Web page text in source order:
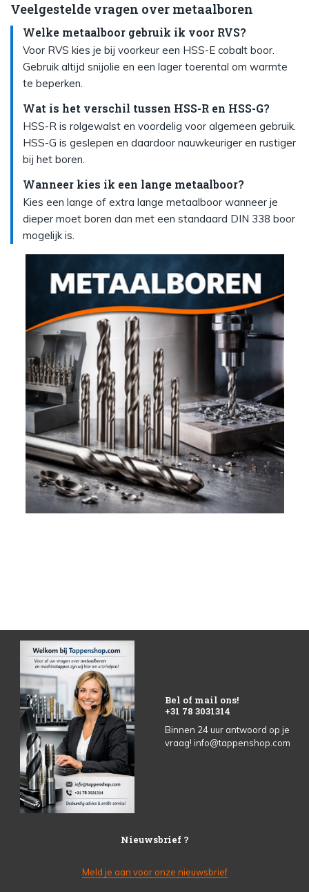
Veelgestelde vragen over metaalboren
Welke metaalboor gebruik ik voor RVS?
Voor RVS kies je bij voorkeur een HSS-E cobalt boor.
Gebruik altijd snijolie en een lager toerental om warmte
te beperken.
Wat is het verschil tussen HSS-R en HSS-G?
HSS-R is rolgewalst en voordelig voor algemeen gebruik.
HSS-G is geslepen en daardoor nauwkeuriger en rustiger
bij het boren.
Wanneer kies ik een lange metaalboor?
Kies een lange of extra lange metaalboor wanneer je
dieper moet boren dan met een standaard DIN 338 boor
mogelijk is.
Bel of mail ons!
+31 78 3031314
Binnen 24 uur antwoord op je
vraag! info@tappenshop.com
Nieuwsbrief ?
Meld je aan voor onze nieuwsbrief